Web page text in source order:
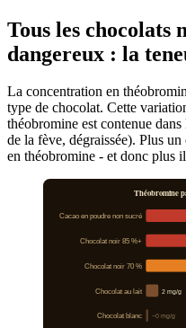
Tous les chocolats
dangereux : la
La concentration en
type de chocolat. Cette
théobromine est contenue dans
de la fève, dégraissée). Plus
en théobromine - et donc plus
Théobromine
Cacao en poudre non sucré
Chocolat noir 85 %+
Chocolat noir 70 %
Chocolat au lait
Chocolat blanc
2 mg/g
~0 mg/g